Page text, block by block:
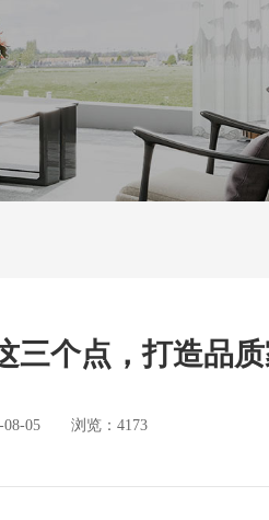
三个点，打造品
05 浏览：4173